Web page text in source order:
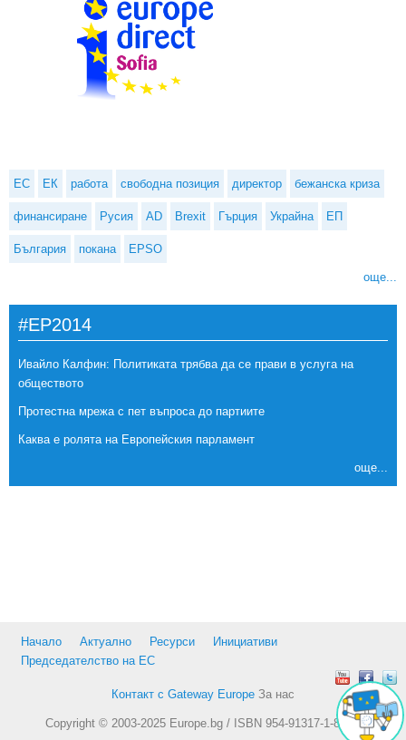
ЕС ЕК работа свободна позиция директор бежанска криза
финансиране Русия AD Brexit Гърция Украйна ЕП
България покана EPSO
още...
#EP2014
Ивайло Калфин: Политиката трябва да се прави в услуга на
обществото
Протестна мрежа с пет въпроса до партиите
Каква е ролята на Европейския парламент
още...
Начало Актуално Ресурси
Инициативи
Председателство на ЕС
Контакт с Gateway Europe За нас
Copyright © 2003-2025 Europe.bg / ISBN 954-91317-1-8